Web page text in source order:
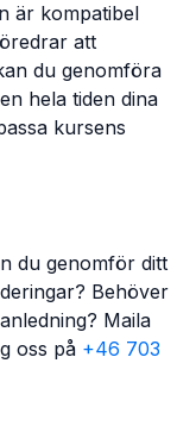
är kompatibel
att
du genomföra
hela tiden dina
kursens
du genomför ditt
Behöver
Maila
oss på +46 703